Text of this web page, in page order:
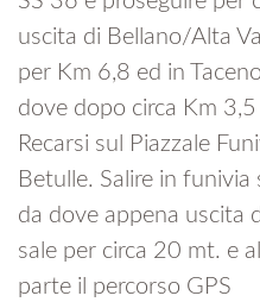
uscita di Bellano/Alta
per Km 6,8 ed in
dove dopo circa Km
Recarsi sul Piazzale
Betulle. Salire in
da dove appena uscita
sale per circa 20 mt. e
parte il percorso GPS